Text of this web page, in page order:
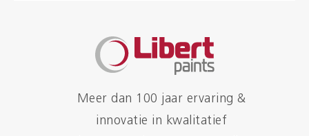
Meer dan 100 jaar ervaring &
innovatie in kwalitatief